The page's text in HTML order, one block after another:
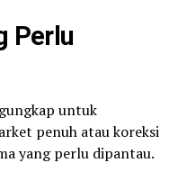
Perlu
untuk
penuh atau koreksi
yang perlu dipantau.